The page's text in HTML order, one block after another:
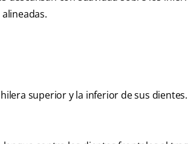
superior y la inferior de sus dientes.